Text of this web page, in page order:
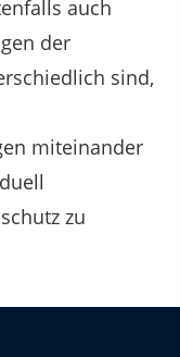
auch
der
sind,
miteinander
zu